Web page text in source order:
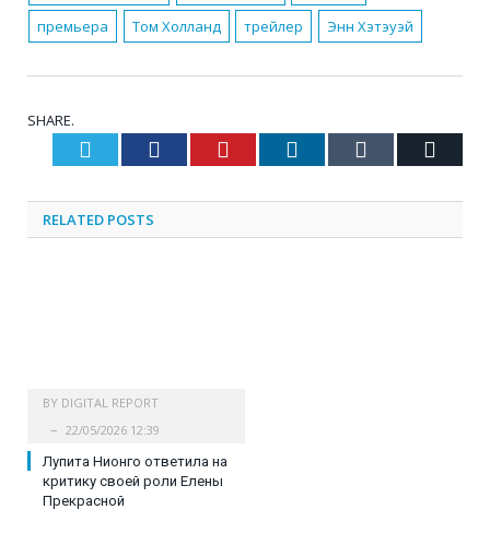
премьера
Том Холланд трейлер Энн Хэтэуэй
SHARE.
Twitter Facebook Pinterest LinkedIn Tumblr
RELATED POSTS
BY DIGITAL REPORT
22/05/2026 12:39
Лупита Нионго ответила на
критику своей роли Елены
Прекрасной